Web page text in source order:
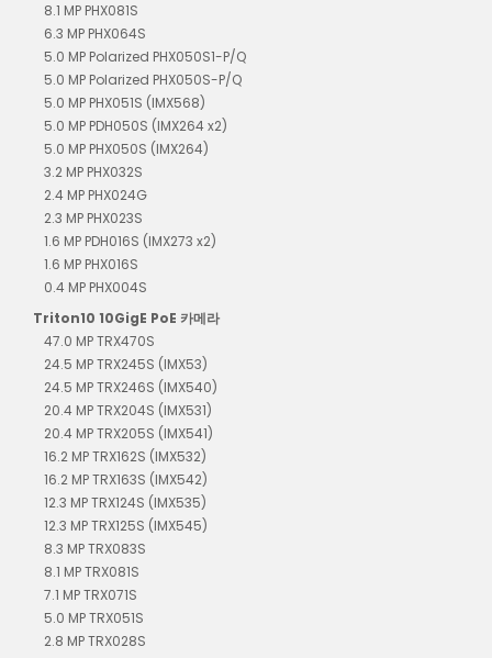
8.1 MP PHX081S
6.3 MP PHX064S
5.0 MP Polarized PHX050S1-P/Q
5.0 MP Polarized PHX050S-P/Q
5.0 MP PHX051S (IMX568)
5.0 MP PDH050S (IMX264 x2)
5.0 MP PHX050S (IMX264)
3.2 MP PHX032S
2.4 MP PHX024G
2.3 MP PHX023S
1.6 MP PDH016S (IMX273 x2)
1.6 MP PHX016S
0.4 MP PHX004S
Triton10 10GigE PoE 카메라
47.0 MP TRX470S
24.5 MP TRX245S (IMX53)
24.5 MP TRX246S (IMX540)
20.4 MP TRX204S (IMX531)
20.4 MP TRX205S (IMX541)
16.2 MP TRX162S (IMX532)
16.2 MP TRX163S (IMX542)
12.3 MP TRX124S (IMX535)
12.3 MP TRX125S (IMX545)
8.3 MP TRX083S
8.1 MP TRX081S
7.1 MP TRX071S
5.0 MP TRX051S
2.8 MP TRX028S